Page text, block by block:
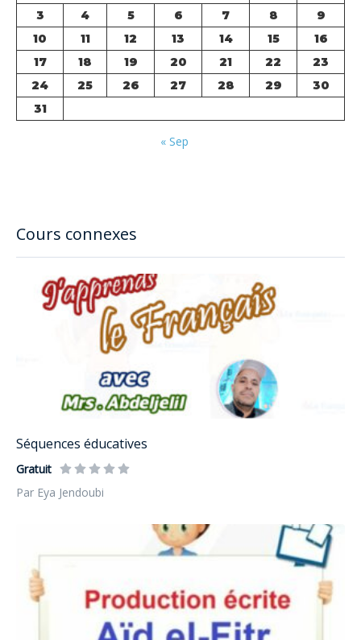
Cours connexes
Séquences éducatives
Gratuit
Par Eya Jendoubi
3
4 5 6 7 8
9
10
11 12 13 14 15
16
17
18 19 20 21 22
23
24
25 26 27 28 29
30
31
« Sep